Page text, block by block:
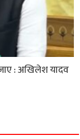
: अखिलेश यादव